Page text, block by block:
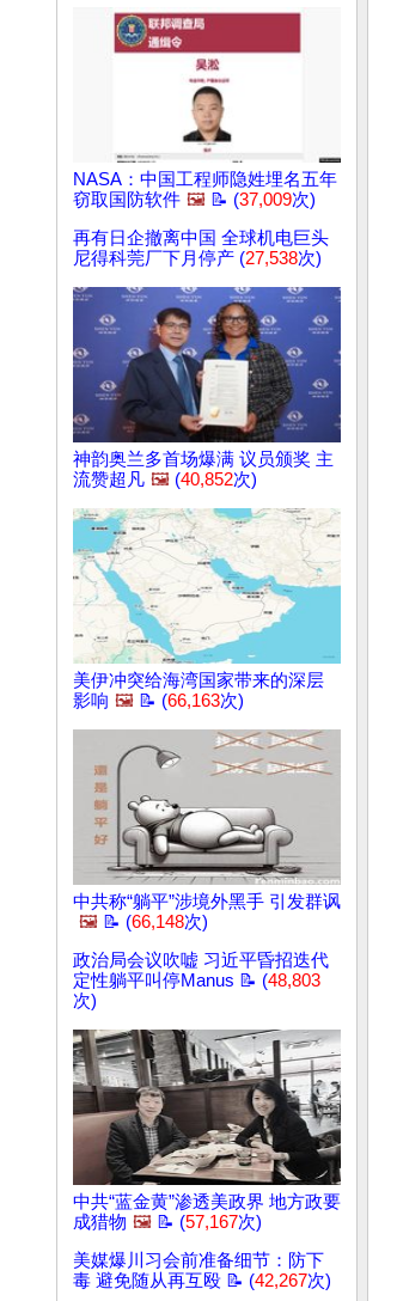
NASA：中国工程师隐姓埋名五年
窃取国防软件 🖼️ 📝 (37,009次)
再有日企撤离中国 全球机电巨头
尼得科莞厂下月停产 (27,538次)
神韵奥兰多首场爆满 议员颁奖 主
流赞超凡 🖼️ (40,852次)
美伊冲突给海湾国家带来的深层
影响 🖼️ 📝 (66,163次)
中共称“躺平”涉境外黑手 引发群讽
🖼️ 📝 (66,148次)
政治局会议吹嘘 习近平昏招迭代
定性躺平叫停Manus 📝 (48,803
次)
中共“蓝金黄”渗透美政界 地方政要
成猎物 🖼️ 📝 (57,167次)
美媒爆川习会前准备细节：防下
毒 避免随从再互殴 📝 (42,267次)